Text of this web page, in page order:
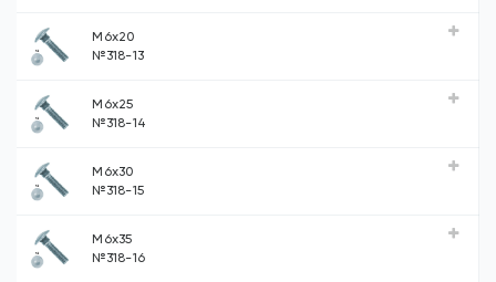
М6х20
№318-13
М6х25
№318-14
М6х30
№318-15
М6х35
№318-16